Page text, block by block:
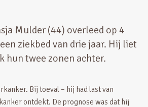
Mulder (44) overleed op 4
ziekbed van drie jaar. Hij liet
hun twee zonen achter.
Bij toeval – hij had last van
ontdekt. De prognose was dat hij